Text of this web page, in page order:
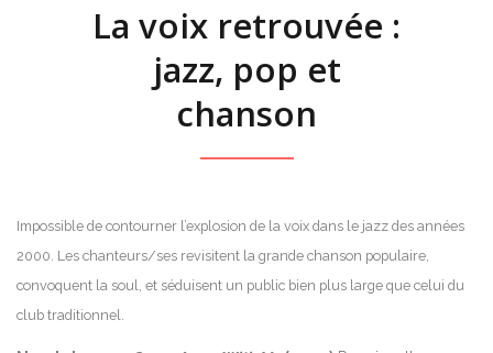
La voix retrouvée :
jazz, pop et
chanson
Impossible de contourner l’explosion de la voix dans le jazz des années
2000. Les chanteurs/ses revisitent la grande chanson populaire,
convoquent la soul, et séduisent un public bien plus large que celui du
club traditionnel.